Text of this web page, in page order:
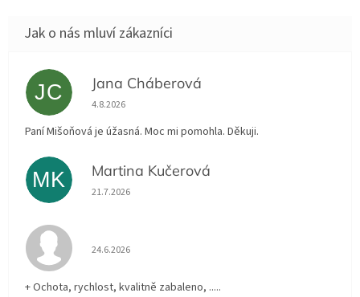
JC Jana Cháberová
Hodnocení obchodu je 5 z 5 hvězdiček.
4.8.2026
Paní Mišoňová je úžasná. Moc mi pomohla. Děkuji.
MK Martina Kučerová
Hodnocení obchodu je 5 z 5 hvězdiček.
21.7.2026
Hodnocení obchodu je 5 z 5 hvězdiček.
24.6.2026
+ Ochota, rychlost, kvalitně zabaleno, .....